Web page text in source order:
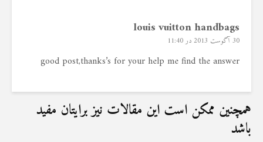
louis vuitton handbags
30 آگوست 2013 در 11:40
good post,thanks’s for your help me find the answer
همچنین ممکن است این مقالات نیز برایتان مفید
باشد